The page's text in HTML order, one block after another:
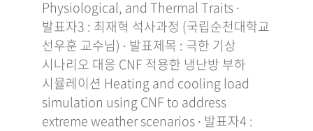
Physiological, and Thermal Traits ∙
발표자3 : 최재혁 석사과정 (국립순천대학교
선우훈 교수님) ∙ 발표제목 : 극한 기상
시나리오 대응 CNF 적용한 냉난방 부하
시뮬레이션 Heating and cooling load
simulation using CNF to address
extreme weather scenarios ∙ 발표자4 :